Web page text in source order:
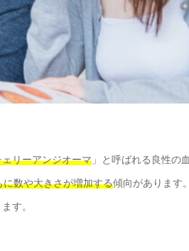
ェリーアンジオーマ 」と呼ばれる良性の
数や大きさが増加する傾向があります
す。